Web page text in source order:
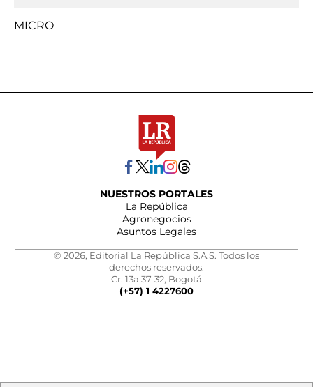
MICRO
NUESTROS PORTALES
La República
Agronegocios
Asuntos Legales
© 2026, Editorial La República S.A.S. Todos los
derechos reservados.
Cr. 13a 37-32, Bogotá
(+57) 1 4227600